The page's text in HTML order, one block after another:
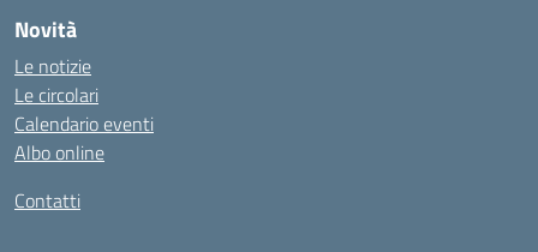
Novità
Le notizie
Le circolari
Calendario eventi
Albo online
Contatti